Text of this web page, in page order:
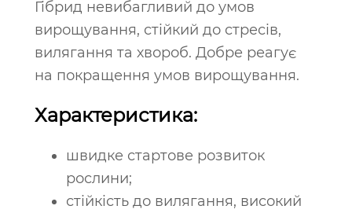
Гібрид невибагливий до умов
вирощування, стійкий до стресів,
вилягання та хвороб. Добре реагує
на покращення умов вирощування.
Характеристика:
швидке стартове розвиток
рослини;
стійкість до вилягання, високий